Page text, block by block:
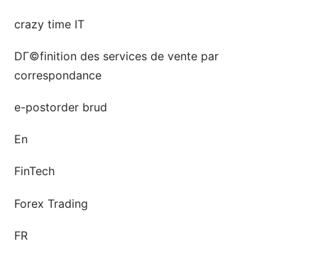
crazy time IT
DГ©finition des services de vente par
correspondance
e-postorder brud
En
FinTech
Forex Trading
FR